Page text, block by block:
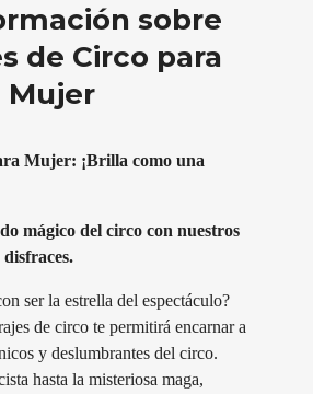
sobre
de Circo para
Mujer
Mujer: ¡Brilla como una
mágico del circo con nuestros
disfraces.
ser la estrella del espectáculo?
de circo te permitirá encarnar a
y deslumbrantes del circo.
hasta la misteriosa maga,